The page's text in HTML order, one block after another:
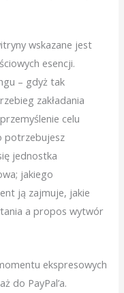
wskazane jest
esencji.
– gdyż tak
zakładania
celu
potrzebujesz
jednostka
jakiego
ją zajmuje, jakie
a propos wytwór
ekspresowych
do PayPal’a.